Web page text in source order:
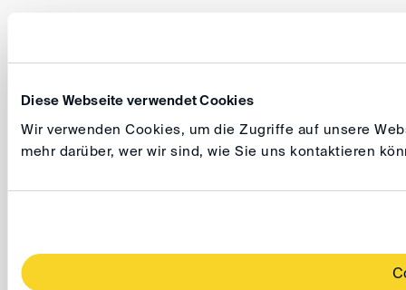
Diese Webseite verwendet Cookies
Wir verwenden Cookies, um die Zugriffe auf unsere
mehr darüber, wer wir sind, wie Sie uns kontaktieren